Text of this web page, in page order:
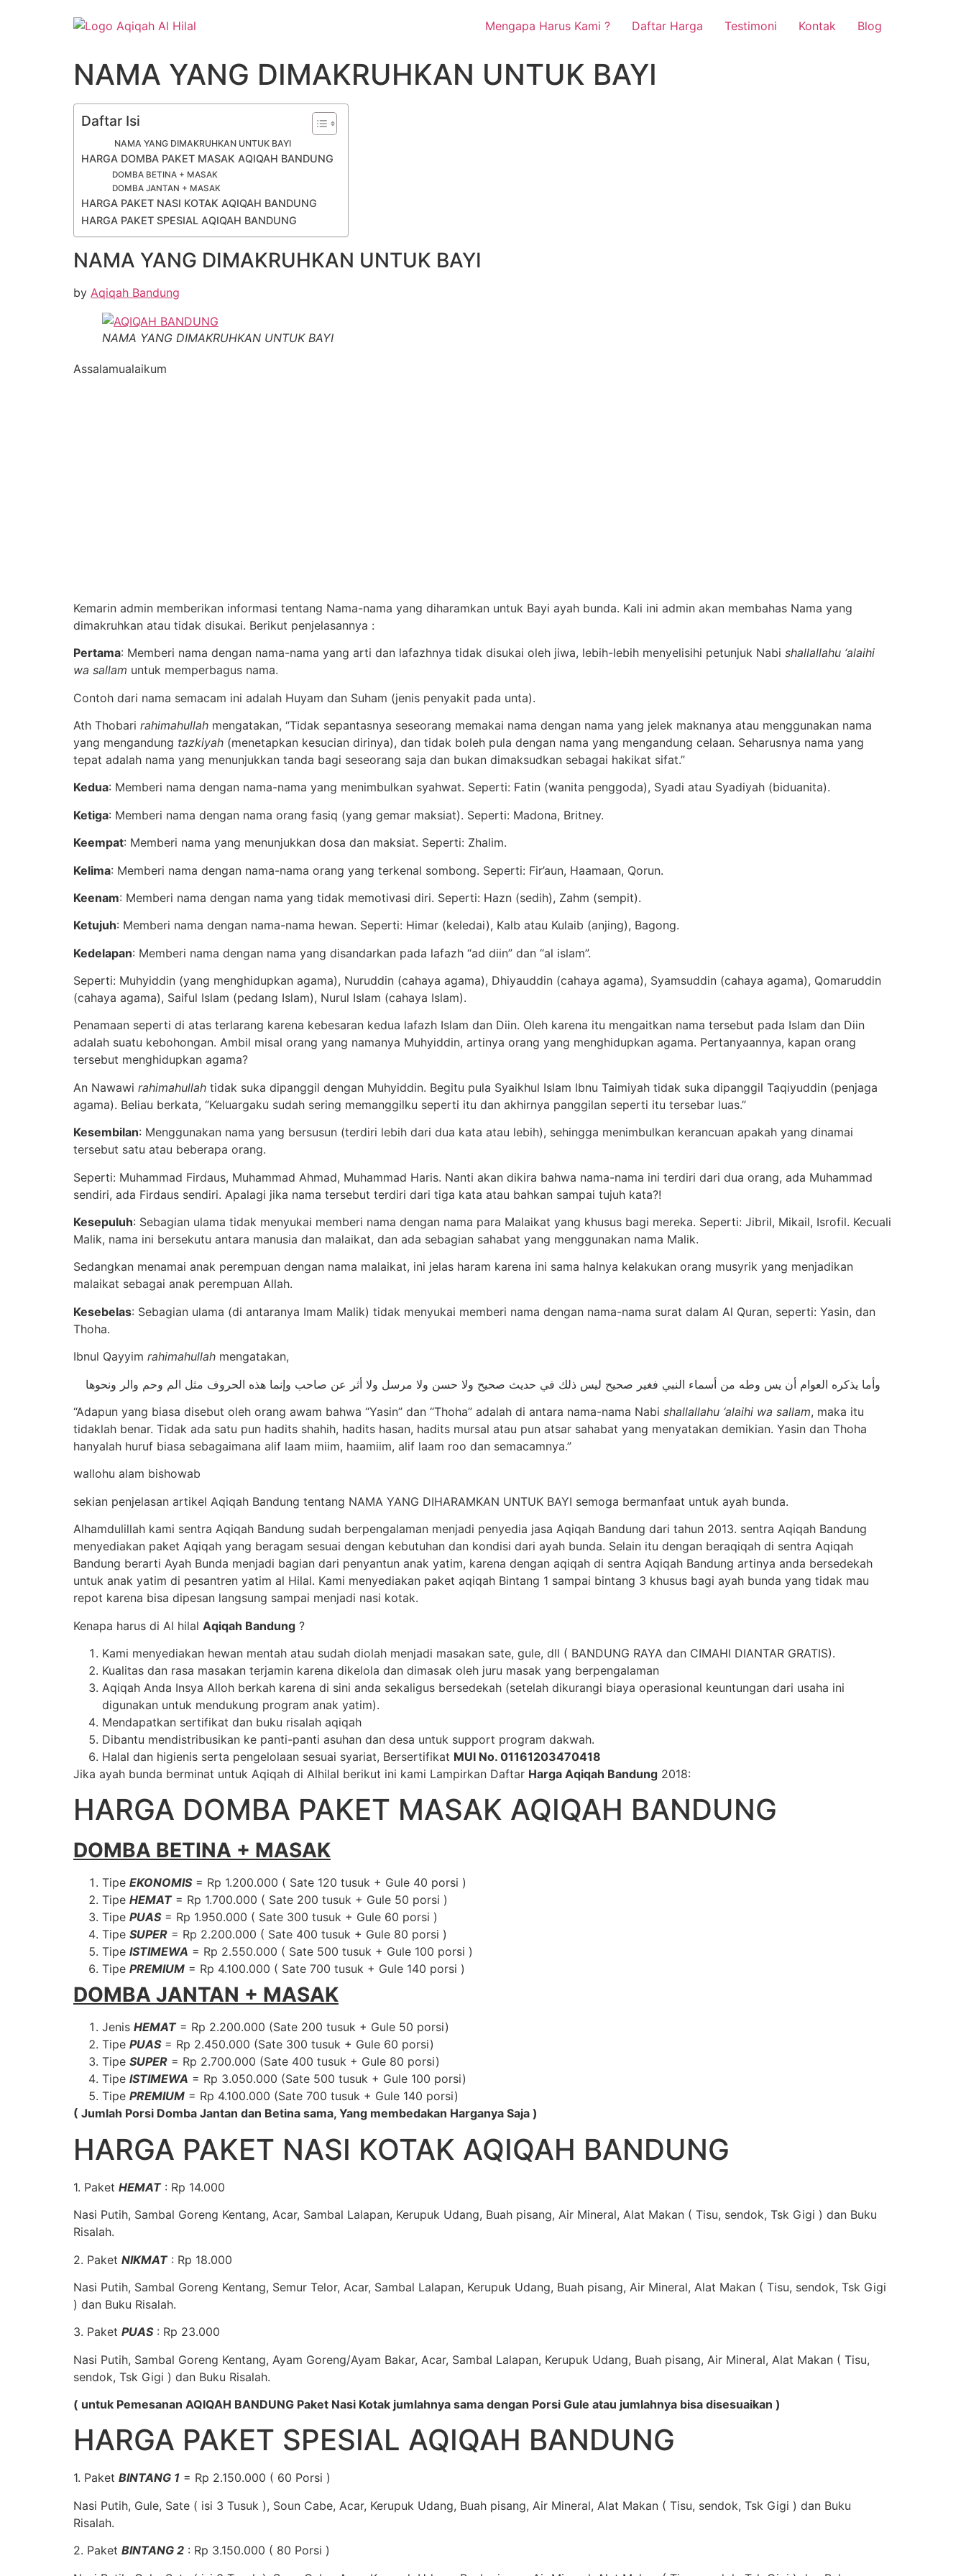
Mengapa Harus Kami ? Daftar Harga Testimoni Kontak Blog
NAMA YANG DIMAKRUHKAN UNTUK BAYI
Daftar Isi
NAMA YANG DIMAKRUHKAN UNTUK BAYI
HARGA DOMBA PAKET MASAK AQIQAH BANDUNG
DOMBA BETINA + MASAK
DOMBA JANTAN + MASAK
HARGA PAKET NASI KOTAK AQIQAH BANDUNG
HARGA PAKET SPESIAL AQIQAH BANDUNG
NAMA YANG DIMAKRUHKAN UNTUK BAYI
by Aqiqah Bandung
NAMA YANG DIMAKRUHKAN UNTUK BAYI
Assalamualaikum
Kemarin admin memberikan informasi tentang Nama-nama yang diharamkan untuk Bayi ayah bunda. Kali ini admin akan membahas Nama yang
dimakruhkan atau tidak disukai. Berikut penjelasannya :
Pertama: Memberi nama dengan nama-nama yang arti dan lafazhnya tidak disukai oleh jiwa, lebih-lebih menyelisihi petunjuk Nabi shallallahu ‘alaihi
wa sallam untuk memperbagus nama.
Contoh dari nama semacam ini adalah Huyam dan Suham (jenis penyakit pada unta).
Ath Thobari rahimahullah mengatakan, “Tidak sepantasnya seseorang memakai nama dengan nama yang jelek maknanya atau menggunakan nama
yang mengandung tazkiyah (menetapkan kesucian dirinya), dan tidak boleh pula dengan nama yang mengandung celaan. Seharusnya nama yang
tepat adalah nama yang menunjukkan tanda bagi seseorang saja dan bukan dimaksudkan sebagai hakikat sifat.”
Kedua: Memberi nama dengan nama-nama yang menimbulkan syahwat. Seperti: Fatin (wanita penggoda), Syadi atau Syadiyah (biduanita).
Ketiga: Memberi nama dengan nama orang fasiq (yang gemar maksiat). Seperti: Madona, Britney.
Keempat: Memberi nama yang menunjukkan dosa dan maksiat. Seperti: Zhalim.
Kelima: Memberi nama dengan nama-nama orang yang terkenal sombong. Seperti: Fir’aun, Haamaan, Qorun.
Keenam: Memberi nama dengan nama yang tidak memotivasi diri. Seperti: Hazn (sedih), Zahm (sempit).
Ketujuh: Memberi nama dengan nama-nama hewan. Seperti: Himar (keledai), Kalb atau Kulaib (anjing), Bagong.
Kedelapan: Memberi nama dengan nama yang disandarkan pada lafazh “ad diin” dan “al islam”.
Seperti: Muhyiddin (yang menghidupkan agama), Nuruddin (cahaya agama), Dhiyauddin (cahaya agama), Syamsuddin (cahaya agama), Qomaruddin
(cahaya agama), Saiful Islam (pedang Islam), Nurul Islam (cahaya Islam).
Penamaan seperti di atas terlarang karena kebesaran kedua lafazh Islam dan Diin. Oleh karena itu mengaitkan nama tersebut pada Islam dan Diin
adalah suatu kebohongan. Ambil misal orang yang namanya Muhyiddin, artinya orang yang menghidupkan agama. Pertanyaannya, kapan orang
tersebut menghidupkan agama?
An Nawawi rahimahullah tidak suka dipanggil dengan Muhyiddin. Begitu pula Syaikhul Islam Ibnu Taimiyah tidak suka dipanggil Taqiyuddin (penjaga
agama). Beliau berkata, “Keluargaku sudah sering memanggilku seperti itu dan akhirnya panggilan seperti itu tersebar luas.”
Kesembilan: Menggunakan nama yang bersusun (terdiri lebih dari dua kata atau lebih), sehingga menimbulkan kerancuan apakah yang dinamai
tersebut satu atau beberapa orang.
Seperti: Muhammad Firdaus, Muhammad Ahmad, Muhammad Haris. Nanti akan dikira bahwa nama-nama ini terdiri dari dua orang, ada Muhammad
sendiri, ada Firdaus sendiri. Apalagi jika nama tersebut terdiri dari tiga kata atau bahkan sampai tujuh kata?!
Kesepuluh: Sebagian ulama tidak menyukai memberi nama dengan nama para Malaikat yang khusus bagi mereka. Seperti: Jibril, Mikail, Isrofil. Kecuali
Malik, nama ini bersekutu antara manusia dan malaikat, dan ada sebagian sahabat yang menggunakan nama Malik.
Sedangkan menamai anak perempuan dengan nama malaikat, ini jelas haram karena ini sama halnya kelakukan orang musyrik yang menjadikan
malaikat sebagai anak perempuan Allah.
Kesebelas: Sebagian ulama (di antaranya Imam Malik) tidak menyukai memberi nama dengan nama-nama surat dalam Al Quran, seperti: Yasin, dan
Thoha.
Ibnul Qayyim rahimahullah mengatakan,
وأما يذكره العوام أن يس وطه من أسماء النبي فغير صحيح ليس ذلك في حديث صحيح ولا حسن ولا مرسل ولا أثر عن صاحب وإنما هذه الحروف مثل الم وحم والر ونحوها
“Adapun yang biasa disebut oleh orang awam bahwa “Yasin” dan “Thoha” adalah di antara nama-nama Nabi shallallahu ‘alaihi wa sallam, maka itu
tidaklah benar. Tidak ada satu pun hadits shahih, hadits hasan, hadits mursal atau pun atsar sahabat yang menyatakan demikian. Yasin dan Thoha
hanyalah huruf biasa sebagaimana alif laam miim, haamiim, alif laam roo dan semacamnya.”
wallohu alam bishowab
sekian penjelasan artikel Aqiqah Bandung tentang NAMA YANG DIHARAMKAN UNTUK BAYI semoga bermanfaat untuk ayah bunda.
Alhamdulillah kami sentra Aqiqah Bandung sudah berpengalaman menjadi penyedia jasa Aqiqah Bandung dari tahun 2013. sentra Aqiqah Bandung
menyediakan paket Aqiqah yang beragam sesuai dengan kebutuhan dan kondisi dari ayah bunda. Selain itu dengan beraqiqah di sentra Aqiqah
Bandung berarti Ayah Bunda menjadi bagian dari penyantun anak yatim, karena dengan aqiqah di sentra Aqiqah Bandung artinya anda bersedekah
untuk anak yatim di pesantren yatim al Hilal. Kami menyediakan paket aqiqah Bintang 1 sampai bintang 3 khusus bagi ayah bunda yang tidak mau
repot karena bisa dipesan langsung sampai menjadi nasi kotak.
Kenapa harus di Al hilal Aqiqah Bandung ?
Kami menyediakan hewan mentah atau sudah diolah menjadi masakan sate, gule, dll ( BANDUNG RAYA dan CIMAHI DIANTAR GRATIS).
Kualitas dan rasa masakan terjamin karena dikelola dan dimasak oleh juru masak yang berpengalaman
Aqiqah Anda Insya Alloh berkah karena di sini anda sekaligus bersedekah (setelah dikurangi biaya operasional keuntungan dari usaha ini
digunakan untuk mendukung program anak yatim).
Mendapatkan sertifikat dan buku risalah aqiqah
Dibantu mendistribusikan ke panti-panti asuhan dan desa untuk support program dakwah.
Halal dan higienis serta pengelolaan sesuai syariat, Bersertifikat MUI No. 01161203470418
Jika ayah bunda berminat untuk Aqiqah di Alhilal berikut ini kami Lampirkan Daftar Harga Aqiqah Bandung 2018:
HARGA DOMBA PAKET MASAK AQIQAH BANDUNG
DOMBA BETINA + MASAK
Tipe EKONOMIS= Rp 1.200.000 ( Sate 120 tusuk + Gule 40 porsi )
Tipe HEMAT= Rp 1.700.000 ( Sate 200 tusuk + Gule 50 porsi )
Tipe PUAS= Rp 1.950.000 ( Sate 300 tusuk + Gule 60 porsi )
Tipe SUPER = Rp 2.200.000 ( Sate 400 tusuk + Gule 80 porsi )
Tipe ISTIMEWA = Rp 2.550.000 ( Sate 500 tusuk + Gule 100 porsi )
Tipe PREMIUM = Rp 4.100.000 ( Sate 700 tusuk + Gule 140 porsi )
DOMBA JANTAN + MASAK
Jenis HEMAT= Rp 2.200.000 (Sate 200 tusuk + Gule 50 porsi)
Tipe PUAS= Rp 2.450.000 (Sate 300 tusuk + Gule 60 porsi)
Tipe SUPER = Rp 2.700.000 (Sate 400 tusuk + Gule 80 porsi)
Tipe ISTIMEWA = Rp 3.050.000 (Sate 500 tusuk + Gule 100 porsi)
Tipe PREMIUM = Rp 4.100.000 (Sate 700 tusuk + Gule 140 porsi)
( Jumlah Porsi Domba Jantan dan Betina sama, Yang membedakan Harganya Saja )
HARGA PAKET NASI KOTAK AQIQAH BANDUNG
1. Paket HEMAT: Rp 14.000
Nasi Putih, Sambal Goreng Kentang, Acar, Sambal Lalapan, Kerupuk Udang, Buah pisang, Air Mineral, Alat Makan ( Tisu, sendok, Tsk Gigi ) dan Buku
Risalah.
2. Paket NIKMAT : Rp 18.000
Nasi Putih, Sambal Goreng Kentang, Semur Telor, Acar, Sambal Lalapan, Kerupuk Udang, Buah pisang, Air Mineral, Alat Makan ( Tisu, sendok, Tsk Gigi
) dan Buku Risalah.
3. Paket PUAS: Rp 23.000
Nasi Putih, Sambal Goreng Kentang, Ayam Goreng/Ayam Bakar, Acar, Sambal Lalapan, Kerupuk Udang, Buah pisang, Air Mineral, Alat Makan ( Tisu,
sendok, Tsk Gigi ) dan Buku Risalah.
( untuk Pemesanan AQIQAH BANDUNG Paket Nasi Kotak jumlahnya sama dengan Porsi Gule atau jumlahnya bisa disesuaikan )
HARGA PAKET SPESIAL AQIQAH BANDUNG
1. Paket BINTANG 1 = Rp 2.150.000 ( 60 Porsi )
Nasi Putih, Gule, Sate ( isi 3 Tusuk ), Soun Cabe, Acar, Kerupuk Udang, Buah pisang, Air Mineral, Alat Makan ( Tisu, sendok, Tsk Gigi ) dan Buku
Risalah.
2. Paket BINTANG 2 : Rp 3.150.000 ( 80 Porsi )